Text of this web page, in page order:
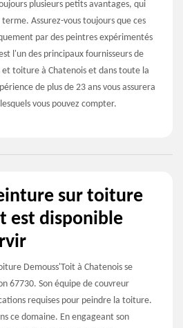
plusieurs petits avantages, qui
Assurez-vous toujours que ces
par des peintres expérimentés
l'un des principaux fournisseurs de
toiture à Chatenois et dans toute la
de plus de 23 ans vous assurera
vous pouvez compter.
sur toiture
est disponible
Demouss'Toit à Chatenois se
67730. Son équipe de couvreur
requises pour peindre la toiture.
ce domaine. En engageant son